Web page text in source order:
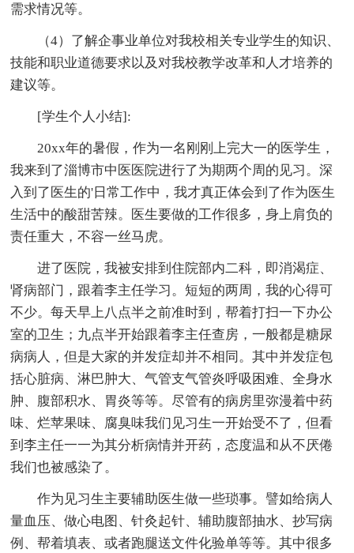
需求情况等。
（4）了解企事业单位对我校相关专业学生的知识、
技能和职业道德要求以及对我校教学改革和人才培养的
建议等。
[学生个人小结]:
20xx年的暑假，作为一名刚刚上完大一的医学生，
我来到了淄博市中医医院进行了为期两个周的见习。深
入到了医生的'日常工作中，我才真正体会到了作为医生
生活中的酸甜苦辣。医生要做的工作很多，身上肩负的
责任重大，不容一丝马虎。
进了医院，我被安排到住院部内二科，即消渴症、
肾病部门，跟着李主任学习。短短的两周，我的心得可
不少。每天早上八点半之前准时到，帮着打扫一下办公
室的卫生；九点半开始跟着李主任查房，一般都是糖尿
病病人，但是大家的并发症却并不相同。其中并发症包
括心脏病、淋巴肿大、气管支气管炎呼吸困难、全身水
肿、腹部积水、胃炎等等。尽管有的病房里弥漫着中药
味、烂苹果味、腐臭味我们见习生一开始受不了，但看
到李主任一一为其分析病情并开药，态度温和从不厌倦
我们也被感染了。
作为见习生主要辅助医生做一些琐事。譬如给病人
量血压、做心电图、针灸起针、辅助腹部抽水、抄写病
例、帮着填表、或者跑腿送文件化验单等等。其中很多